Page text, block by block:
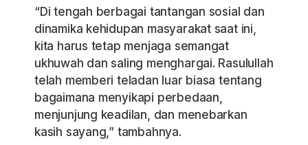
“Di tengah berbagai tantangan sosial dan
dinamika kehidupan masyarakat saat ini,
kita harus tetap menjaga semangat
ukhuwah dan saling menghargai. Rasulullah
telah memberi teladan luar biasa tentang
bagaimana menyikapi perbedaan,
menjunjung keadilan, dan menebarkan
kasih sayang,” tambahnya.